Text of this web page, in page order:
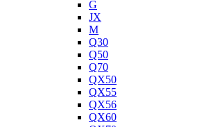
G
JX
M
Q30
Q50
Q70
QX50
QX55
QX56
QX60